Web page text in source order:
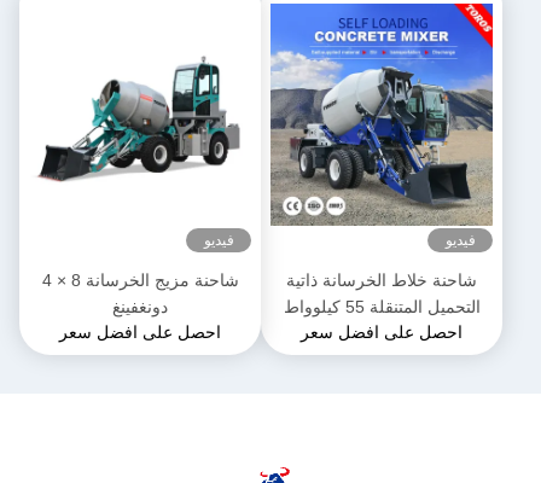
فيديو
شاحنة خلاط الخرسانة ذاتية
التحميل المتنقلة 55 كيلوواط
التشغيل الآلي
احصل على افضل سعر
فيديو
شاحنة مزيج الخرسانة 8 × 4
دونغفينغ
احصل على افضل سعر